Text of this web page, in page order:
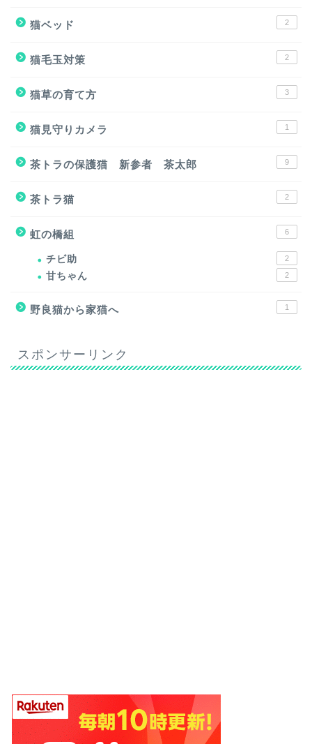
猫ベッド 2
猫毛玉対策 2
猫草の育て方 3
猫見守りカメラ 1
茶トラの保護猫 新参者 茶太郎 9
茶トラ猫 2
虹の橋組 6
チビ助 2
甘ちゃん 2
野良猫から家猫へ 1
スポンサーリンク